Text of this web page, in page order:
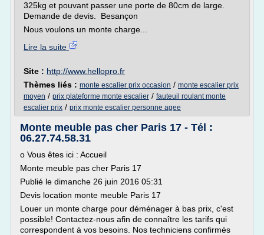
325kg et pouvant passer une porte de 80cm de large.
Demande de devis. Besançon
Nous voulons un monte charge...
Lire la suite
Site : http://www.hellopro.fr
Thèmes liés : monte escalier prix occasion / monte escalier prix
moyen / prix plateforme monte escalier / fauteuil roulant monte
escalier prix / prix monte escalier personne agee
Monte meuble pas cher Paris 17 - Tél :
06.27.74.58.31
o Vous êtes ici : Accueil
Monte meuble pas cher Paris 17
Publié le dimanche 26 juin 2016 05:31
Devis location monte meuble Paris 17
Louer un monte charge pour déménager à bas prix, c'est
possible! Contactez-nous afin de connaître les tarifs qui
correspondent à vos besoins. Nos techniciens confirmés